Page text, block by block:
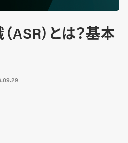
ASR）とは？基本